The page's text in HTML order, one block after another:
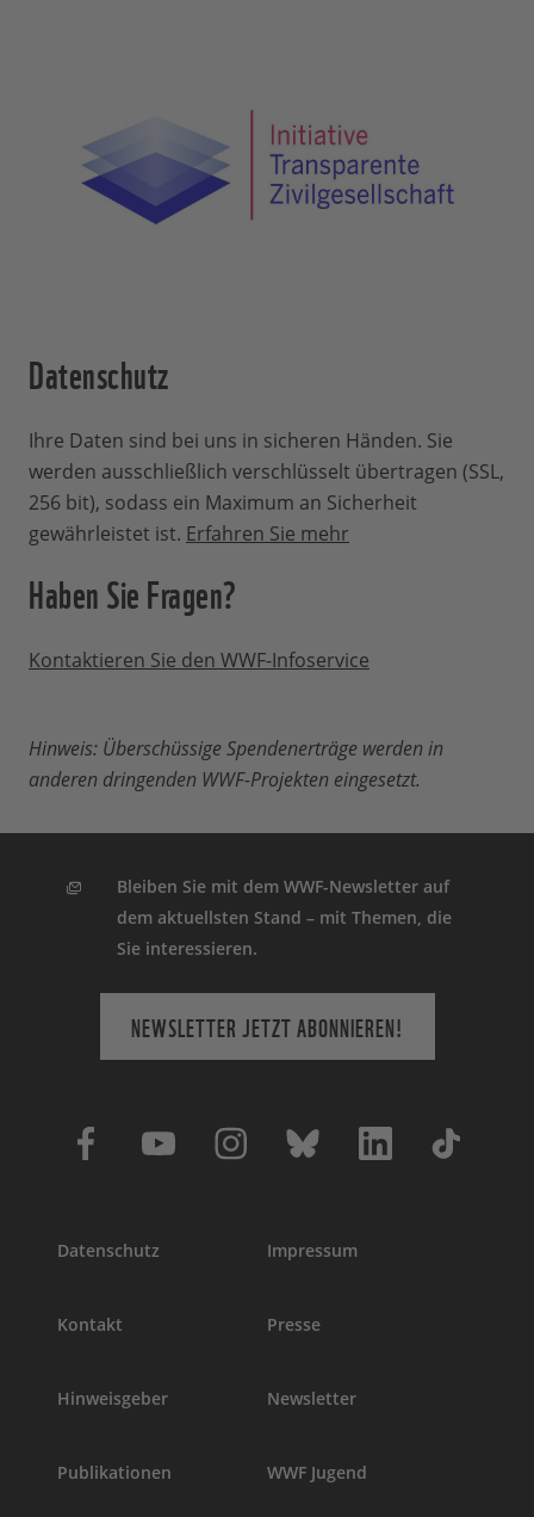
einfach mit der Angabe der bestellten
Urkunde, wir senden Ihnen das PDF oder
den Link dazu per E-Mail zu:
Mitgliederservice
Datenschutz
Ihre Daten sind bei uns in sicheren Händen. Sie
werden ausschließlich verschlüsselt übertragen (SSL,
256 bit), sodass ein Maximum an Sicherheit
gewährleistet ist. Erfahren Sie mehr
Haben Sie Fragen?
Kontaktieren Sie den WWF-Infoservice
Hinweis: Überschüssige Spendenerträge werden in
anderen dringenden WWF-Projekten eingesetzt.
Bleiben Sie mit dem WWF-Newsletter auf
dem aktuellsten Stand – mit Themen, die
Sie interessieren.
NEWSLETTER JETZT ABONNIEREN!
Datenschutz Impressum
Kontakt Presse
Hinweisgeber Newsletter
Publikationen WWF Jugend